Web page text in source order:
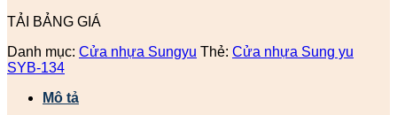
TẢI BẢNG GIÁ
Danh mục: Cửa nhựa Sungyu Thẻ: Cửa nhựa Sung yu
SYB-134
Mô tả